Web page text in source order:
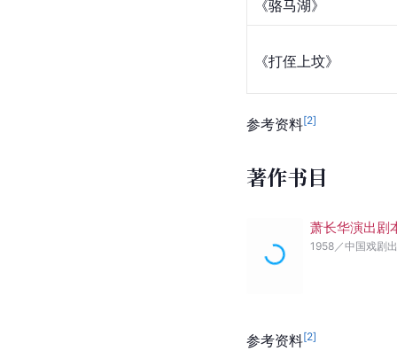
《骆马湖》
《打侄上坟》
参考资料[2]
著作书目
萧长华演出剧
1958／中国戏剧
参考资料[2]